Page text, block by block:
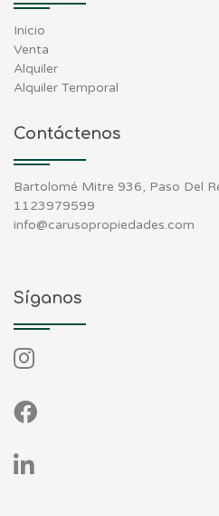
Inicio
Venta
Alquiler
Alquiler Temporal
Contáctenos
Bartolomé Mitre 936, Paso Del
1123979599
info@carusopropiedades.com
Síganos